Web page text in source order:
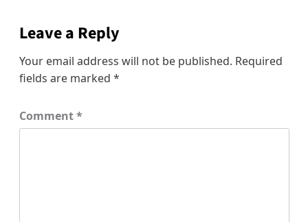
Leave a Reply
Your email address will not be published. Required
fields are marked *
Comment*